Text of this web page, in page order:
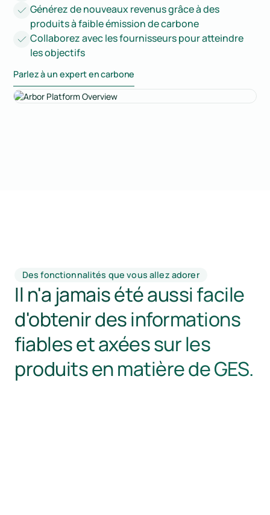
Générez de nouveaux revenus grâce à des
produits à faible émission de carbone
Collaborez avec les fournisseurs pour atteindre
les objectifs
Parlez à un expert en carbone
Des fonctionnalités que vous allez adorer
Il n'a jamais été aussi facile
d'obtenir des informations
fiables et axées sur les
produits en matière de GES.